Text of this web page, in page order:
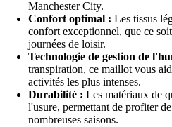
Manchester City.
Confort optimal : Les tissus
confort exceptionnel, que ce
journées de loisir.
Technologie de gestion de
transpiration, ce maillot vous
activités les plus intenses.
Durabilité : Les matériaux de
l'usure, permettant de profiter
nombreuses saisons.